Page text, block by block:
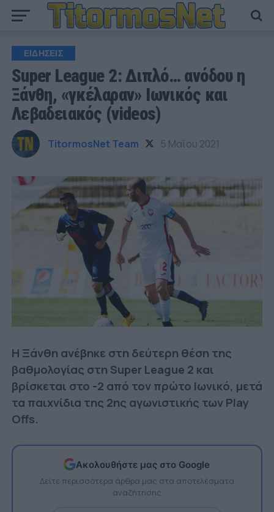
ΕΙΔΗΣΕΙΣ
Super League 2: Διπλό… ανόδου η
Ξάνθη, «γκέλαραν» Ιωνικός και
Λεβαδειακός (videos)
TitormosNet Team 5 Μαΐου 2021
Η Ξάνθη ανέβηκε στη δεύτερη θέση της
βαθμολογίας στη Super League 2 και
βρίσκεται στο -2 από τον πρώτο Ιωνικό, μετά
τα παιχνίδια της 2ης αγωνιστικής των Play
Offs.
Ακολουθήστε μας στο Google
Δείτε περισσότερα άρθρα μας στα αποτελέσματα
αναζήτησης